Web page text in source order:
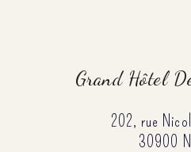
Grand Hôtel
202, rue
30900